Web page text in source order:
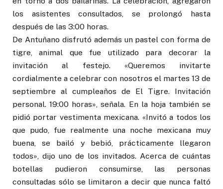
los asistentes consultados, se prolongó hasta
después de las 3:00 horas.
De Antuñano disfrutó además un pastel con forma de
tigre, animal que fue utilizado para decorar la
invitación al festejo. «Queremos invitarte
cordialmente a celebrar con nosotros el martes 13 de
septiembre al cumpleaños de El Tigre. Invitación
personal. 19:00 horas», señala. En la hoja también se
pidió portar vestimenta mexicana. «Invitó a todos los
que pudo, fue realmente una noche mexicana muy
buena, se bailó y bebió, prácticamente llegaron
todos», dijo uno de los invitados. Acerca de cuántas
botellas pudieron consumirse, las personas
consultadas sólo se limitaron a decir que nunca faltó